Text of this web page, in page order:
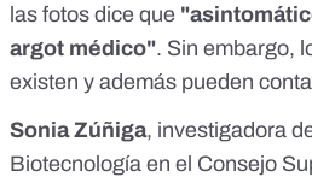
las fotos dice que
argot médico". Sin embargo,
existen y además pueden
Sonia Zúñiga, investigadora
Biotecnología en el Consejo